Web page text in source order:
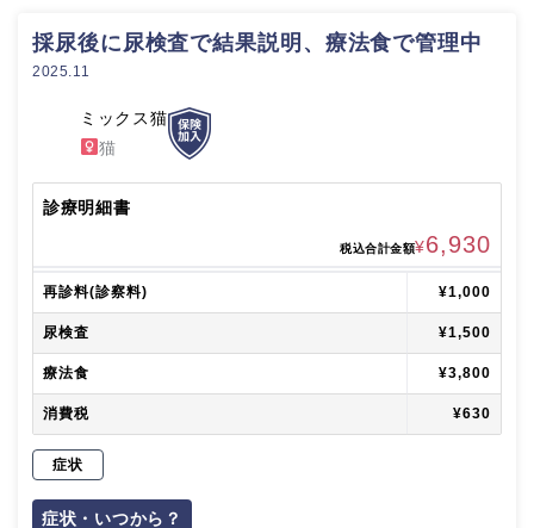
採尿後に尿検査で結果説明、療法食で管理中
2025.11
ミックス猫
猫
診療明細書
税込合計金額¥6,930
再診料(診察料) ¥1,000
尿検査 ¥1,500
療法食 ¥3,800
消費税 ¥630
症状
症状・いつから？